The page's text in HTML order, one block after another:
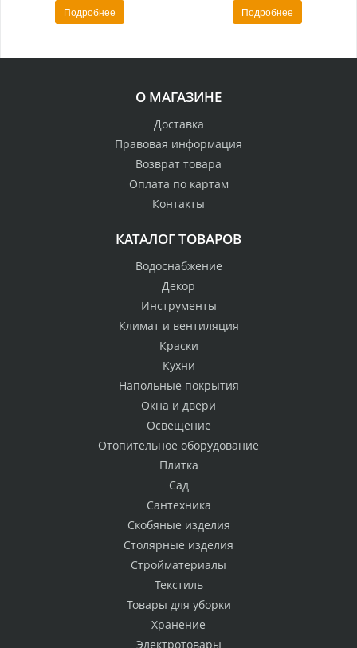
Подробнее
Подробнее
О МАГАЗИНЕ
Доставка
Правовая информация
Возврат товара
Оплата по картам
Контакты
КАТАЛОГ ТОВАРОВ
Водоснабжение
Декор
Инструменты
Климат и вентиляция
Краски
Кухни
Напольные покрытия
Окна и двери
Освещение
Отопительное оборудование
Плитка
Сад
Сантехника
Скобяные изделия
Столярные изделия
Стройматериалы
Текстиль
Товары для уборки
Хранение
Электротовары